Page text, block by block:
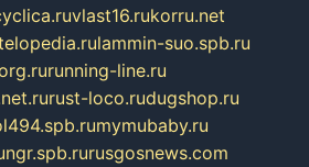
vlast16.rukorru.net
lammin-suo.spb.ru
running-line.ru
rust-loco.rudugshop.ru
mymubaby.ru
ngr.spb.rurusgosnews.com